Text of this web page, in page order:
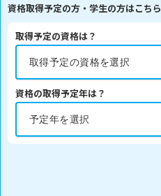
資格取得予定の方・学生の方はこちら
取得予定の資格は？
資格の取得予定年は？